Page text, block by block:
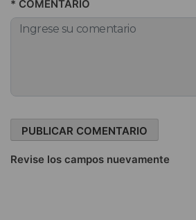
* COMENTARIO
Revise los campos nuevamente